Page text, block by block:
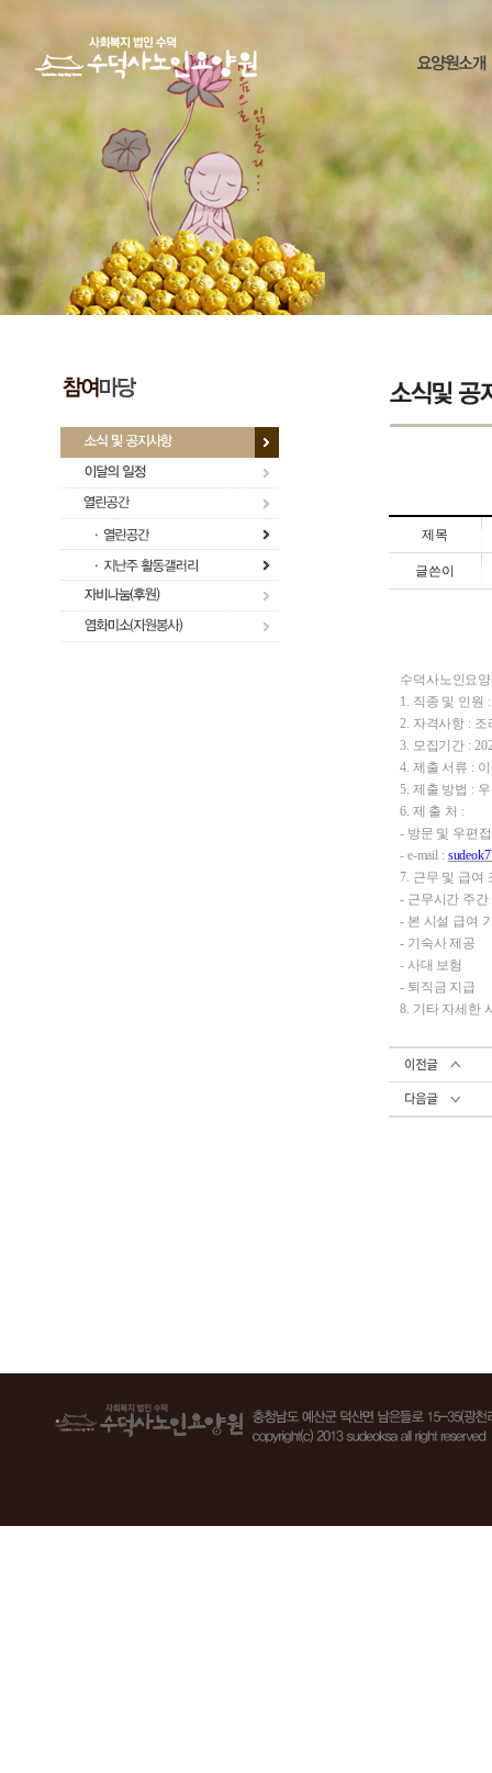
제목
글쓴이
수덕사노인요
1. 직종 및 인원
2. 자격사항 :
3. 모집기간 :
4. 제출 서류 :
5. 제출 방법 :
6. 제 출 처 :
- 방문 및 우편
- e-mail :
7. 근무 및 급여
- 근무시간 주간
- 본 시설 급여
- 기숙사 제공
- 사대 보험
- 퇴직금 지급
8. 기타 자세한